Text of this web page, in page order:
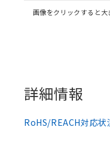
画像をクリックすると大
詳細情報
RoHS/REACH対応状